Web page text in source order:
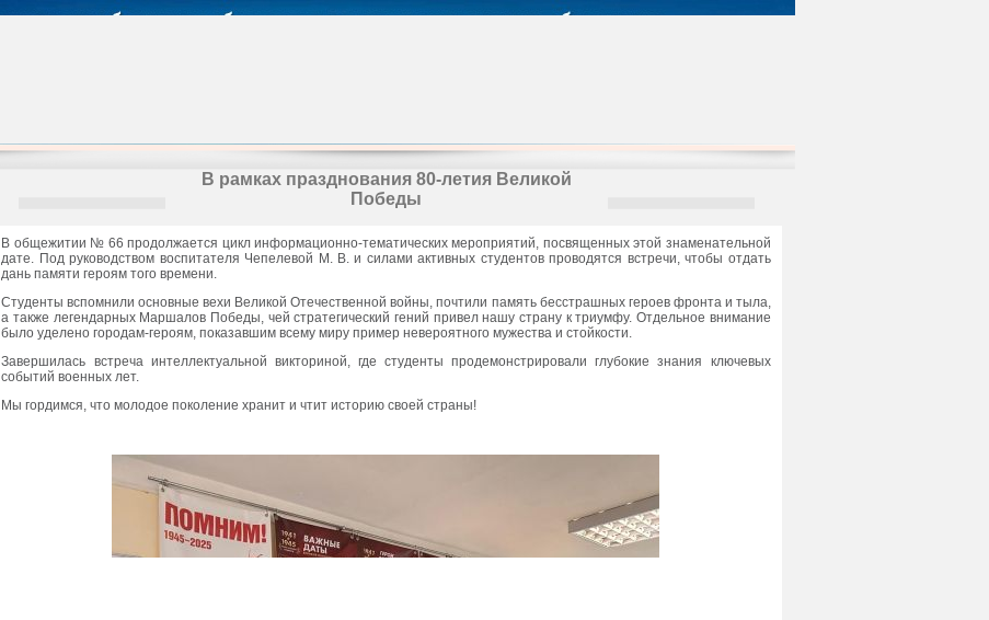
В рамках празднования 80-летия Великой
Победы
В общежитии № 66 продолжается цикл информационно-тематических мероприятий, посвященных этой знаменательной
дате. Под руководством воспитателя Чепелевой М. В. и силами активных студентов проводятся встречи, чтобы отдать
дань памяти героям того времени.
Студенты вспомнили основные вехи Великой Отечественной войны, почтили память бесстрашных героев фронта и тыла,
а также легендарных Маршалов Победы, чей стратегический гений привел нашу страну к триумфу. Отдельное внимание
было уделено городам-героям, показавшим всему миру пример невероятного мужества и стойкости.
Завершилась встреча интеллектуальной викториной, где студенты продемонстрировали глубокие знания ключевых
событий военных лет.
Мы гордимся, что молодое поколение хранит и чтит историю своей страны!